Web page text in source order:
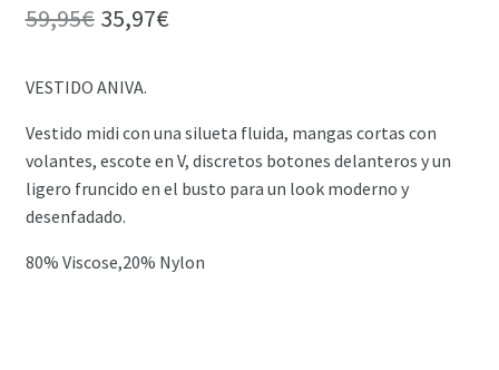
59,95€ El
original
era:
59,95€.
35,97€El
es:
35,97€.
VESTIDO ANIVA.
Vestido midi con una silueta fluida, mangas cortas con
volantes, escote en V, discretos botones delanteros y un
ligero fruncido en el busto para un look moderno y
desenfadado.
80% Viscose,20% Nylon